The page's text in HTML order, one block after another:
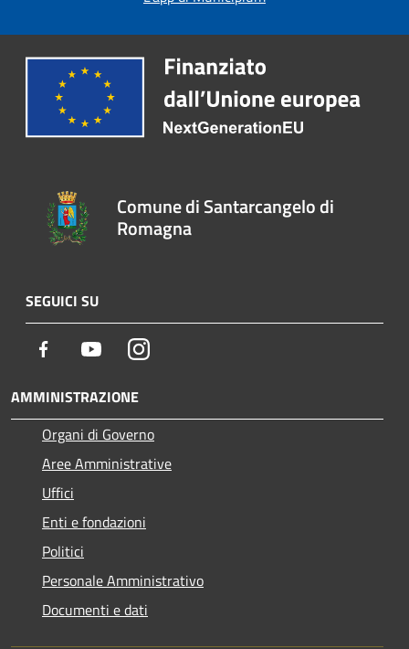
Comune di Santarcangelo di
Romagna
SEGUICI SU
Facebook YoutubeInstagram
AMMINISTRAZIONE
Organi di Governo
Aree Amministrative
Uffici
Enti e fondazioni
Politici
Personale Amministrativo
Documenti e dati